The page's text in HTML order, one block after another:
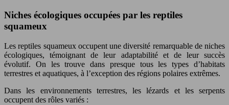
Niches écologiques occupées par les reptiles
squameux
Les reptiles squameux occupent une diversité remarquable de niches
écologiques, témoignant de leur adaptabilité et de leur succès
évolutif. On les trouve dans presque tous les types d’habitats
terrestres et aquatiques, à l’exception des régions polaires extrêmes.
Dans les environnements terrestres, les lézards et les serpents
occupent des rôles variés :